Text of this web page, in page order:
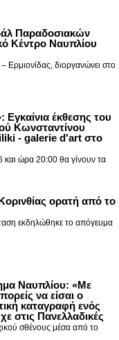
Παραδοσιακών
Κέντρο Ναυπλίου
Ερμιονίδας, διοργανώνει στο
Εγκαίνια έκθεσης του
Κωνσταντίνου
- galerie d'art στο
ώρα 20:00 θα γίνουν τα
ορατή από το
εκδηλώθηκε το απόγευμα
Ναυπλίου: «Με
να είσαι ο
καταγραφή ενός
στις Πανελλαδικές
σθένους μέσα από το